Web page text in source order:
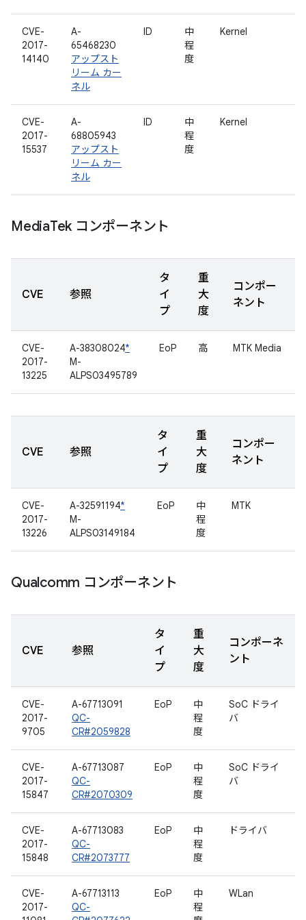
CVE-
2017-
14140
A-
65468230
アップスト
リーム カー
ネル
ID
中
程
度
Kernel
CVE-
2017-
15537
A-
68805943
アップスト
リーム カー
ネル
ID
中
程
度
Kernel
MediaTek コンポーネント
CVE 参照
タ
イ
プ
重
大
度
コンポー
ネント
CVE-
2017-
13225
A-38308024*
M-
ALPS03495789
EoP 高 MTK Media
CVE 参照
タ
イ
プ
重
大
度
コンポー
ネント
CVE-
2017-
13226
A-32591194*
M-
ALPS03149184
EoP
中
程
度
MTK
Qualcomm コンポーネント
CVE 参照
タ
イ
プ
重
大
度
コンポーネ
ント
CVE-
2017-
9705
A-67713091
QC-
CR#2059828
EoP
中
程
度
SoC ドライ
バ
CVE-
2017-
15847
A-67713087
QC-
CR#2070309
EoP
中
程
度
SoC ドライ
バ
CVE-
2017-
15848
A-67713083
QC-
CR#2073777
EoP
中
程
度
ドライバ
CVE-
2017-
A-67713113
QC-
EoP
中
程
WLan